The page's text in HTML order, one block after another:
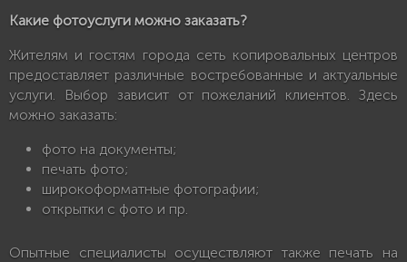
Какие фотоуслуги можно заказать?
Жителям и гостям города сеть копировальных центров
предоставляет различные востребованные и актуальные
услуги. Выбор зависит от пожеланий клиентов. Здесь
можно заказать:
фото на документы;
печать фото;
широкоформатные фотографии;
открытки с фото и пр.
Опытные специалисты осуществляют также печать на